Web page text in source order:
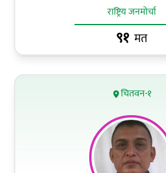
राष्ट्रिय जनमोर्चा
९१ मत
चितवन-१